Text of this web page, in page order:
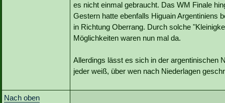
es nicht einmal gebraucht. Das WM Finale
Gestern hatte ebenfalls Higuain Argentiniens
in Richtung Oberrang. Durch solche
Möglichkeiten waren nun mal da.
Allerdings lässt es sich in der argentinischen
jeder weiß, über wen nach Niederlagen
Nach oben